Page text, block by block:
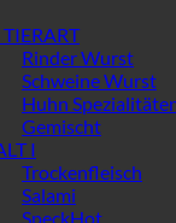
Rinder Wurst
Schweine Wurst
Huhn
Gemischt
I
Trockenfleisch
Salami
Speck